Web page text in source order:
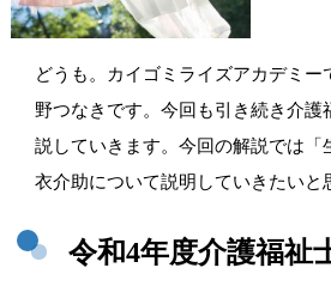
どうも。カイゴミライズアカデミー
野つなきです。今回も引き続き介護
説していきます。今回の解説では「
衣介助について説明していきたい
令和4年度介護福祉